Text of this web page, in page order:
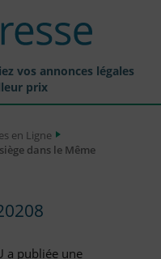
vos annonces légales
prix
en Ligne
dans le Même
a publiée une